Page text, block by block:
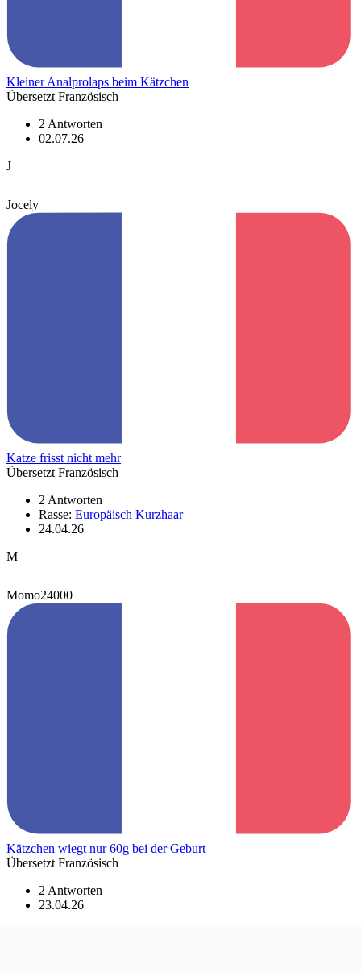
Kleiner Analprolaps beim Kätzchen
Übersetzt Französisch
2 Antworten
02.07.26
J
Jocely
Katze frisst nicht mehr
Übersetzt Französisch
2 Antworten
Rasse: Europäisch Kurzhaar
24.04.26
M
Momo24000
Kätzchen wiegt nur 60g bei der Geburt
Übersetzt Französisch
2 Antworten
23.04.26